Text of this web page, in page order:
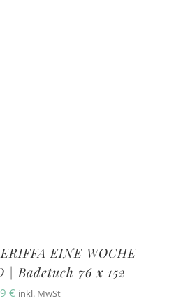
EINE WOCHE
| Badetuch 76 x 152
€ inkl. MwSt